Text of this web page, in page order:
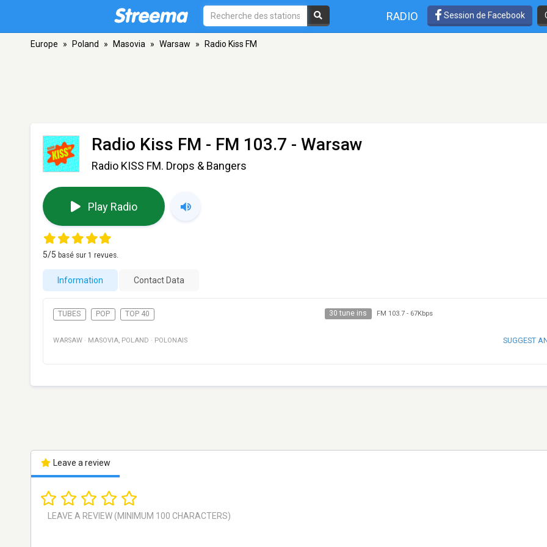
RADIO Session de Facebook
Europe » Poland » Masovia » Warsaw » Radio Kiss FM
Radio Kiss FM - FM 103.7 - Warsaw
Radio KISS FM. Drops & Bangers
Play Radio
5/5 basé sur 1 revues.
Information Contact Data
TUBES POP TOP 40 30 tune ins FM 103.7- 67Kbps
WARSAW · MASOVIA, POLAND · POLONAIS SUGGEST
Leave a review